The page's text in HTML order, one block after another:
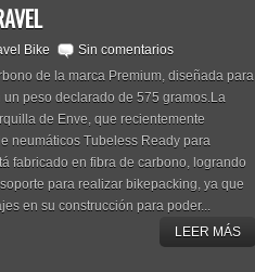
Bike
Sin comentarios
de la marca Premium, diseñada para
peso declarado de 575 gramos.La
de Enve, que recientemente
neumáticos Tubeless Ready para
fabricado en fibra de carbono, logrando
para realizar bikepacking, ya que
en su construcción para poder...
LEER MÁS